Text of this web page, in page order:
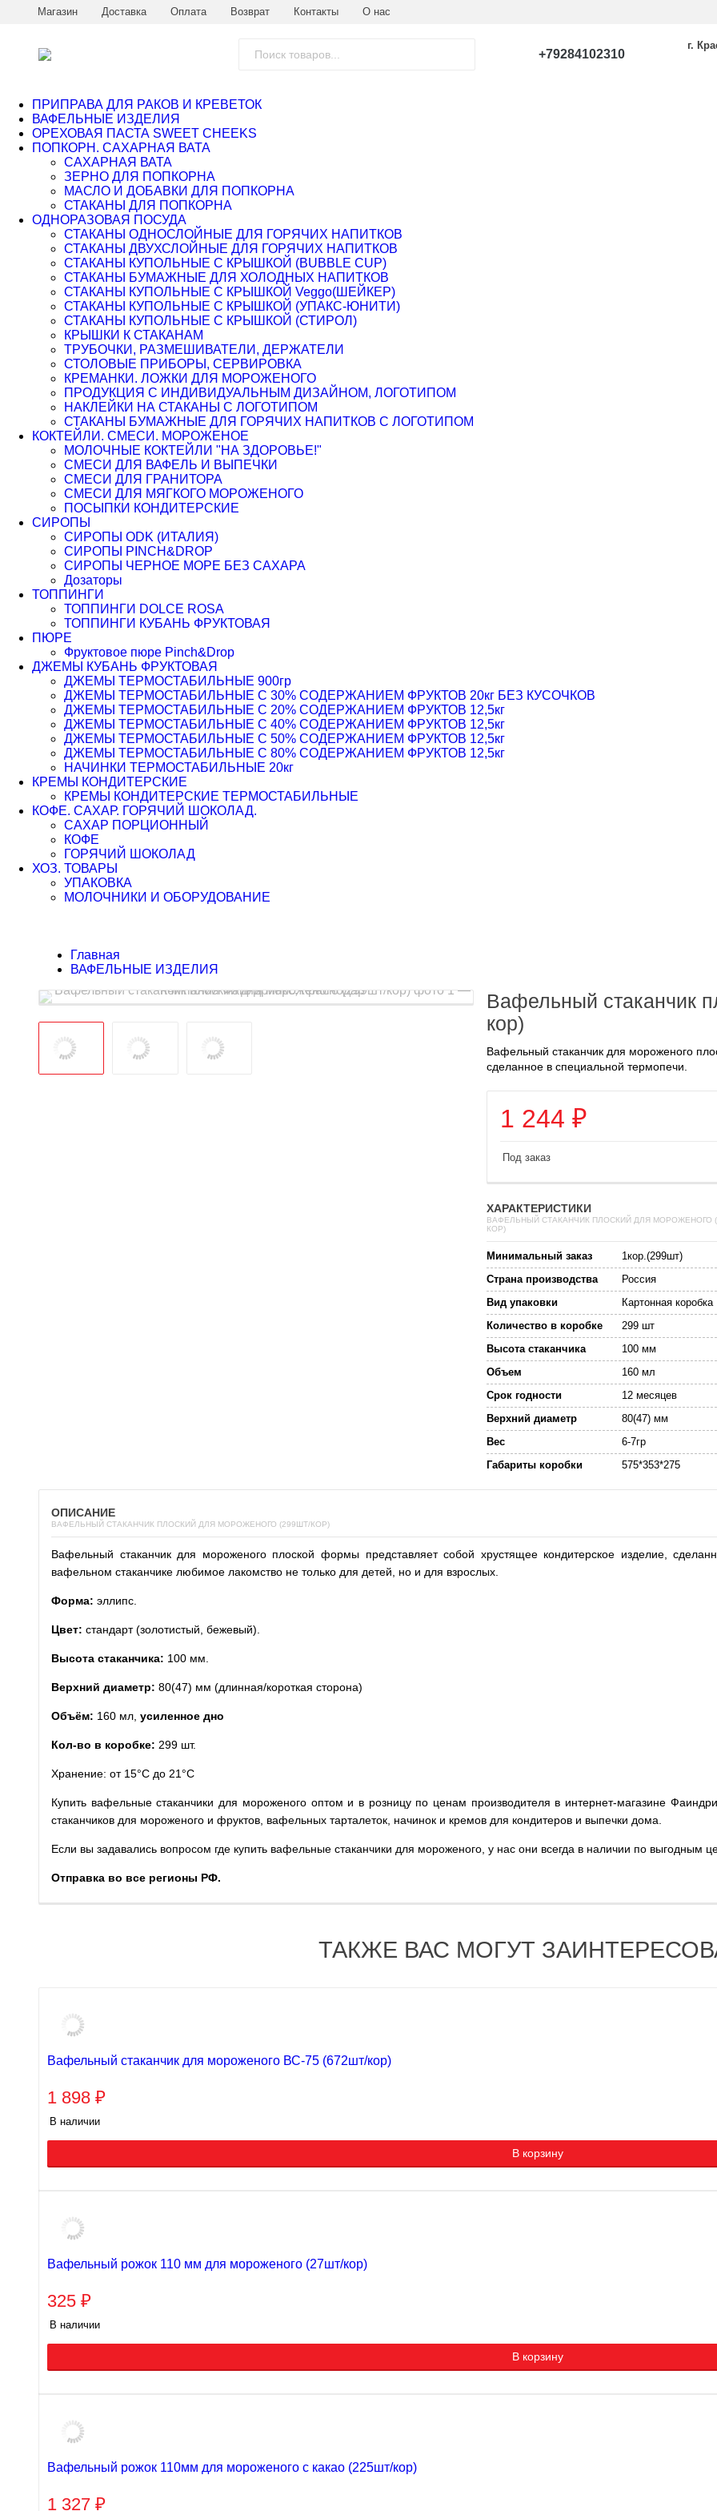
Магазин Доставка Оплата Возврат Контакты О нас
+79284102310
г.
ПРИПРАВА ДЛЯ РАКОВ И КРЕВЕТОК
ВАФЕЛЬНЫЕ ИЗДЕЛИЯ
ОРЕХОВАЯ ПАСТА SWEET CHEEKS
ПОПКОРН. САХАРНАЯ ВАТА
САХАРНАЯ ВАТА
ЗЕРНО ДЛЯ ПОПКОРНА
МАСЛО И ДОБАВКИ ДЛЯ ПОПКОРНА
СТАКАНЫ ДЛЯ ПОПКОРНА
ОДНОРАЗОВАЯ ПОСУДА
СТАКАНЫ ОДНОСЛОЙНЫЕ ДЛЯ ГОРЯЧИХ НАПИТКОВ
СТАКАНЫ ДВУХСЛОЙНЫЕ ДЛЯ ГОРЯЧИХ НАПИТКОВ
СТАКАНЫ КУПОЛЬНЫЕ С КРЫШКОЙ (BUBBLE CUP)
СТАКАНЫ БУМАЖНЫЕ ДЛЯ ХОЛОДНЫХ НАПИТКОВ
СТАКАНЫ КУПОЛЬНЫЕ С КРЫШКОЙ Veggo(ШЕЙКЕР)
СТАКАНЫ КУПОЛЬНЫЕ С КРЫШКОЙ (УПАКС-ЮНИТИ)
СТАКАНЫ КУПОЛЬНЫЕ С КРЫШКОЙ (СТИРОЛ)
КРЫШКИ К СТАКАНАМ
ТРУБОЧКИ, РАЗМЕШИВАТЕЛИ, ДЕРЖАТЕЛИ
СТОЛОВЫЕ ПРИБОРЫ, СЕРВИРОВКА
КРЕМАНКИ. ЛОЖКИ ДЛЯ МОРОЖЕНОГО
ПРОДУКЦИЯ С ИНДИВИДУАЛЬНЫМ ДИЗАЙНОМ, ЛОГОТИПОМ
НАКЛЕЙКИ НА СТАКАНЫ С ЛОГОТИПОМ
СТАКАНЫ БУМАЖНЫЕ ДЛЯ ГОРЯЧИХ НАПИТКОВ С ЛОГОТИПОМ
КОКТЕЙЛИ. СМЕСИ. МОРОЖЕНОЕ
МОЛОЧНЫЕ КОКТЕЙЛИ "НА ЗДОРОВЬЕ!"
СМЕСИ ДЛЯ ВАФЕЛЬ И ВЫПЕЧКИ
СМЕСИ ДЛЯ ГРАНИТОРА
СМЕСИ ДЛЯ МЯГКОГО МОРОЖЕНОГО
ПОСЫПКИ КОНДИТЕРСКИЕ
СИРОПЫ
СИРОПЫ ODK (ИТАЛИЯ)
СИРОПЫ PINCH&DROP
СИРОПЫ ЧЕРНОЕ МОРЕ БЕЗ САХАРА
Дозаторы
ТОППИНГИ
ТОППИНГИ DOLCE ROSA
ТОППИНГИ КУБАНЬ ФРУКТОВАЯ
ПЮРЕ
Фруктовое пюре Pinch&Drop
ДЖЕМЫ КУБАНЬ ФРУКТОВАЯ
ДЖЕМЫ ТЕРМОСТАБИЛЬНЫЕ 900гр
ДЖЕМЫ ТЕРМОСТАБИЛЬНЫЕ С 30% СОДЕРЖАНИЕМ ФРУКТОВ 20кг БЕЗ КУСОЧКОВ
ДЖЕМЫ ТЕРМОСТАБИЛЬНЫЕ С 20% СОДЕРЖАНИЕМ ФРУКТОВ 12,5кг
ДЖЕМЫ ТЕРМОСТАБИЛЬНЫЕ С 40% СОДЕРЖАНИЕМ ФРУКТОВ 12,5кг
ДЖЕМЫ ТЕРМОСТАБИЛЬНЫЕ С 50% СОДЕРЖАНИЕМ ФРУКТОВ 12,5кг
ДЖЕМЫ ТЕРМОСТАБИЛЬНЫЕ С 80% СОДЕРЖАНИЕМ ФРУКТОВ 12,5кг
НАЧИНКИ ТЕРМОСТАБИЛЬНЫЕ 20кг
КРЕМЫ КОНДИТЕРСКИЕ
КРЕМЫ КОНДИТЕРСКИЕ ТЕРМОСТАБИЛЬНЫЕ
КОФЕ. САХАР. ГОРЯЧИЙ ШОКОЛАД.
САХАР ПОРЦИОННЫЙ
КОФЕ
ГОРЯЧИЙ ШОКОЛАД
ХОЗ. ТОВАРЫ
УПАКОВКА
МОЛОЧНИКИ И ОБОРУДОВАНИЕ
Главная
ВАФЕЛЬНЫЕ ИЗДЕЛИЯ
Вафельный стаканчик
кор)
Вафельный стаканчик для мороженого
сделанное в специальной термопечи.
1 244 ₽
Под заказ
ХАРАКТЕРИСТИКИ
ВАФЕЛЬНЫЙ СТАКАНЧИК ПЛОСКИЙ ДЛЯ МОРОЖЕНОГО
КОР)
Минимальный заказ
1кор.(299шт)
Страна производства
Россия
Вид упаковки
Картонная коробка
Количество в коробке
299 шт
Высота стаканчика
100 мм
Объем
160 мл
Срок годности
12 месяцев
Верхний диаметр
80(47) мм
Вес
6-7гр
Габариты коробки
575*353*275
ОПИСАНИЕ
ВАФЕЛЬНЫЙ СТАКАНЧИК ПЛОСКИЙ ДЛЯ МОРОЖЕНОГО (299ШТ/КОР)
Вафельный стаканчик для мороженого плоской формы представляет собой хрустящее кондитерское изделие,
вафельном стаканчике любимое лакомство не только для детей, но и для взрослых.
Форма: эллипс.
Цвет: стандарт (золотистый, бежевый).
Высота стаканчика: 100 мм.
Верхний диаметр: 80(47) мм (длинная/короткая сторона)
Объём: 160 мл, усиленное дно
Кол-во в коробке: 299 шт.
Хранение: от 15°С до 21°С
Купить вафельные стаканчики для мороженого оптом и в розницу по ценам производителя в интернет-магазине
стаканчиков для мороженого и фруктов, вафельных тарталеток, начинок и кремов для кондитеров и выпечки дома.
Если вы задавались вопросом где купить вафельные стаканчики для мороженого, у нас они всегда в наличии по выгодным
Отправка во все регионы РФ.
ТАКЖЕ ВАС МОГУТ
Вафельный стаканчик для мороженого ВС-75 (672шт/кор)
1 898 ₽
В наличии
В корзину
Вафельный рожок 110 мм для мороженого (27шт/кор)
325 ₽
В наличии
В корзину
Вафельный рожок 110мм для мороженого с какао (225шт/кор)
1 327 ₽